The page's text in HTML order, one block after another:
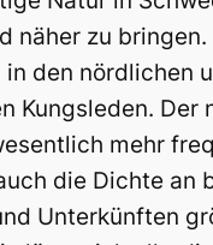
näher zu
in den nördlichen
Kungsleden. Der
mehr
die Dichte an
Unterkünften